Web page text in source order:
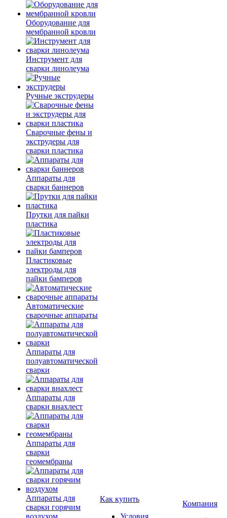
Оборудование для
мембранной кровли
Инструмент для
сварки линолеума
Ручные экструдеры
Сварочные фены и
экструдеры для
сварки пластика
Аппараты для
сварки баннеров
Прутки для пайки
пластика
Пластиковые
электроды для
пайки бамперов
Автоматические
сварочные аппараты
Аппараты для
полуавтоматической
сварки
Аппараты для
сварки внахлест
Аппараты для
сварки
геомембраны
Аппараты для
сварки горячим
воздухом
Как купить
Условия
Компания